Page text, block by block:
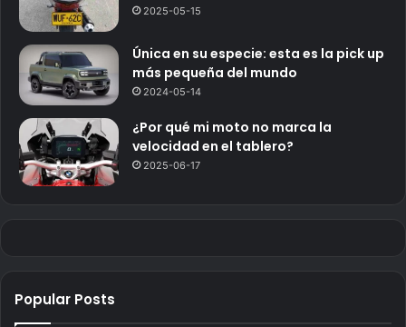
2025-05-15
Única en su especie: esta es la pick up
más pequeña del mundo
2024-05-14
¿Por qué mi moto no marca la
velocidad en el tablero?
2025-06-17
Popular Posts